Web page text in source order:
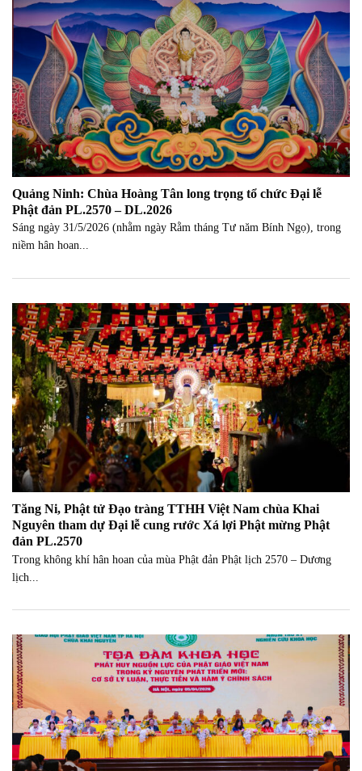
Quảng Ninh: Chùa Hoàng Tân long trọng tổ chức Đại lễ
Phật đản PL.2570 – DL.2026
Sáng ngày 31/5/2026 (nhằm ngày Rằm tháng Tư năm Bính Ngọ), trong
niềm hân hoan...
Tăng Ni, Phật tử Đạo tràng TTHH Việt Nam chùa Khai
Nguyên tham dự Đại lễ cung rước Xá lợi Phật mừng Phật
đản PL.2570
Trong không khí hân hoan của mùa Phật đản Phật lịch 2570 – Dương
lịch...